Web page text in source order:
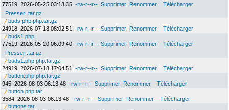
77519 2026-05-25 03:13:35 -rw-r--r-- Supprimer Renommer
Télécharger
Presser .tar.gz
buds.php.php.tar.gz
24918 2026-07-18 08:02:51 -rw-r--r-- Supprimer Renommer
Télécharger
buds1.php
77519 2026-05-20 06:09:40 -rw-r--r-- Supprimer Renommer
Télécharger
Presser .tar.gz
buds1.php.php.tar.gz
24919 2026-07-18 17:04:51 -rw-r--r-- Supprimer Renommer
Télécharger
button.php.php.tar.gz
945 2026-08-03 06:13:48 -rw-r--r-- Supprimer Renommer
Télécharger
button.php.tar
3584 2026-08-03 06:13:48 -rw-r--r-- Supprimer Renommer
Télécharger
buttons.tar